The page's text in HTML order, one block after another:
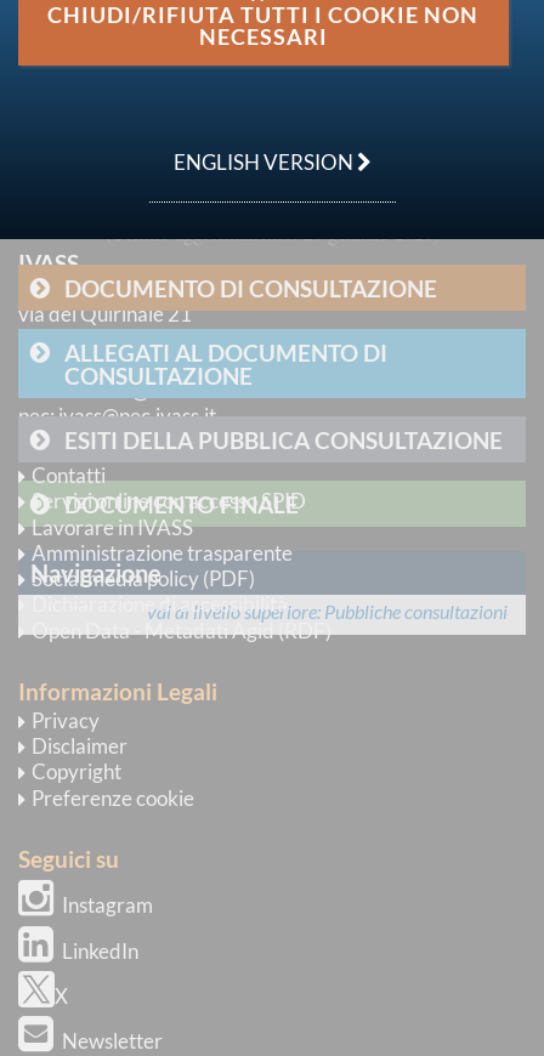
Categoria
Normativa secondaria emanata da IVASS -
04 dicembre 2025
Ultimo aggiornamento 20 gennaio 2026
DOCUMENTO DI CONSULTAZIONE
ALLEGATI AL DOCUMENTO DI
CONSULTAZIONE
ESITI DELLA PUBBLICA CONSULTAZIONE
DOCUMENTO FINALE
Navigazione
vai al livello superiore Pubbliche consultazioni
IVASS
Istituto per la Vigilanza sulle Assicurazioni
via del Quirinale 21
00187 Roma
tel: +39 06 421331
e-mail:email@ivass.it
pec: ivass@pec.ivass.it
Contatti
Servizi online con accesso SPID
Lavorare in IVASS
Amministrazione trasparente
Social media policy (PDF)
Dichiarazione di accessibilità
Open Data - Metadati Agid (RDF)
Informazioni Legali
Privacy
Disclaimer
Copyright
Preferenze cookie
Seguici su
Instagram
LinkedIn
X
Newsletter
CHIUDI/RIFIUTA TUTTI I COOKIE NON
NECESSARI
ENGLISH VERSION